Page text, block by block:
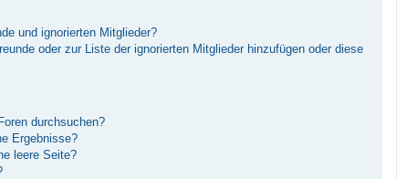
und ignorierten Mitglieder?
oder zur Liste der ignorierten Mitglieder hinzufügen oder diese
durchsuchen?
Ergebnisse?
leere Seite?